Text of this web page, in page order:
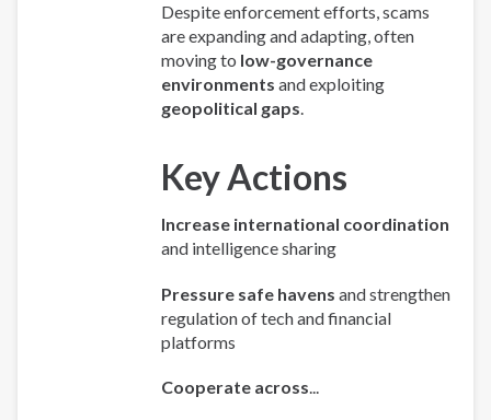
Despite enforcement efforts, scams
are expanding and adapting, often
moving to low-governance
environments and exploiting
geopolitical gaps.
Key Actions
Increase international coordination
and intelligence sharing
Pressure safe havens and strengthen
regulation of tech and financial
platforms
Cooperate across